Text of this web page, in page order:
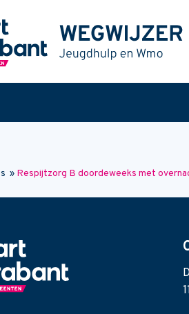
» Respijtzorg B doordeweeks met